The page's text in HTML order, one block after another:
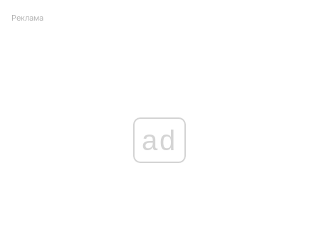
Реклама
ad